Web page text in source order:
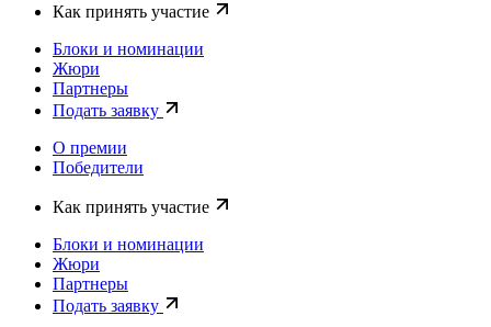
Как принять участие
Блоки и номинации
Жюри
Партнеры
Подать заявку
О премии
Победители
Как принять участие
Блоки и номинации
Жюри
Партнеры
Подать заявку